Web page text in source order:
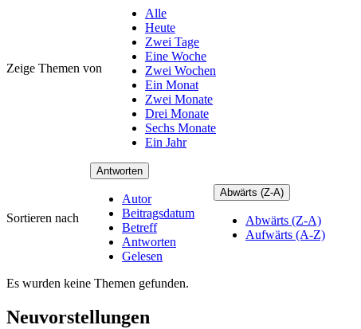
Zeige Themen von
Alle
Heute
Zwei Tage
Eine Woche
Zwei Wochen
Ein Monat
Zwei Monate
Drei Monate
Sechs Monate
Ein Jahr
Sortieren nach
Antworten
Autor
Beitragsdatum
Betreff
Antworten
Gelesen
Abwärts (Z-A)
Abwärts (Z-A)
Aufwärts (A-Z)
Es wurden keine Themen gefunden.
Neuvorstellungen